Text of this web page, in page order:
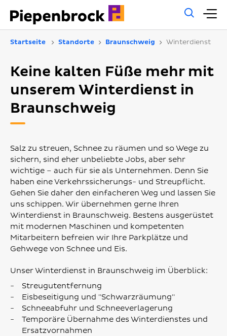
Startseite Standorte Braunschweig Winterdienst
Keine kalten Füße mehr mit
unserem Winterdienst in
Braunschweig
Salz zu streuen, Schnee zu räumen und so Wege zu
sichern, sind eher unbeliebte Jobs, aber sehr
wichtige – auch für sie als Unternehmen. Denn Sie
haben eine Verkehrssicherungs- und Streupflicht.
Gehen Sie daher den einfacheren Weg und lassen Sie
uns schippen. Wir übernehmen gerne Ihren
Winterdienst in Braunschweig. Bestens ausgerüstet
mit modernen Maschinen und kompetenten
Mitarbeitern befreien wir Ihre Parkplätze und
Gehwege von Schnee und Eis.
Unser Winterdienst in Braunschweig im Überblick:
Streugutentfernung
Eisbeseitigung und "Schwarzräumung"
Schneeabfuhr und Schneeverlagerung
Temporäre Übernahme des Winterdienstes und
Ersatzvornahmen